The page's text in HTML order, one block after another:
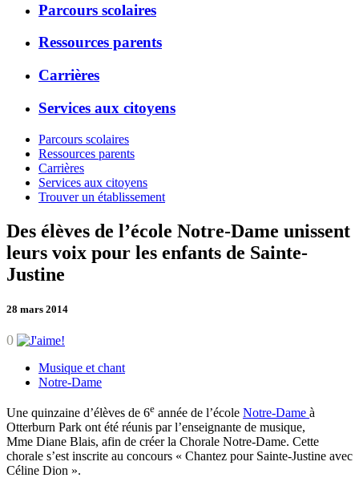
Parcours scolaires
Ressources parents
Carrières
Services aux citoyens
Parcours scolaires
Ressources parents
Carrières
Services aux citoyens
Trouver un établissement
Des élèves de l’école Notre-Dame unissent
leurs voix pour les enfants de Sainte-
Justine
28 mars 2014
0
Musique et chant
Notre-Dame
Une quinzaine d’élèves de 6e année de l’école Notre-Dame à
Otterburn Park ont été réunis par l’enseignante de musique,
Mme Diane Blais, afin de créer la Chorale Notre-Dame. Cette
chorale s’est inscrite au concours « Chantez pour Sainte-Justine avec
Céline Dion ».